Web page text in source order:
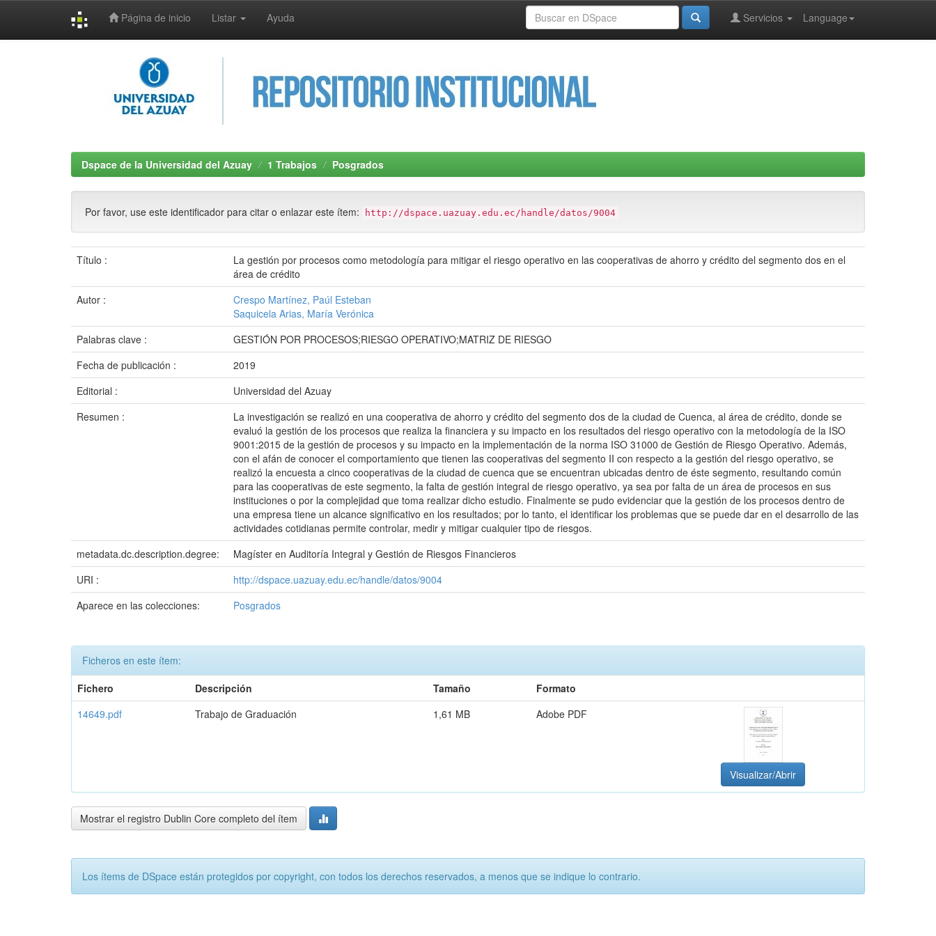
Página de inicio Listar Ayuda Language
Servicios
Dspace de la Universidad del Azuay 1 Trabajos Posgrados
Por favor, use este identificador para citar o enlazar este ítem: http://dspace.uazuay.edu.ec/handle/datos/9004
Título :
La gestión por procesos como metodología para mitigar el riesgo operativo en las cooperativas de ahorro y crédito del segmento dos en el
área de crédito
Autor :
Crespo Martínez, Paúl Esteban
Saquicela Arias, María Verónica
Palabras clave :
GESTIÓN POR PROCESOS;RIESGO OPERATIVO;MATRIZ DE RIESGO
Fecha de publicación :
2019
Editorial :
Universidad del Azuay
Resumen :
La investigación se realizó en una cooperativa de ahorro y crédito del segmento dos de la ciudad de Cuenca, al área de crédito, donde se
evaluó la gestión de los procesos que realiza la financiera y su impacto en los resultados del riesgo operativo con la metodología de la ISO
9001:2015 de la gestión de procesos y su impacto en la implementación de la norma ISO 31000 de Gestión de Riesgo Operativo. Además,
con el afán de conocer el comportamiento que tienen las cooperativas del segmento II con respecto a la gestión del riesgo operativo, se
realizó la encuesta a cinco cooperativas de la ciudad de cuenca que se encuentran ubicadas dentro de éste segmento, resultando común
para las cooperativas de este segmento, la falta de gestión integral de riesgo operativo, ya sea por falta de un área de procesos en sus
instituciones o por la complejidad que toma realizar dicho estudio. Finalmente se pudo evidenciar que la gestión de los procesos dentro de
una empresa tiene un alcance significativo en los resultados; por lo tanto, el identificar los problemas que se puede dar en el desarrollo de las
actividades cotidianas permite controlar, medir y mitigar cualquier tipo de riesgos.
metadata.dc.description.degree:
Magíster en Auditoría Integral y Gestión de Riesgos Financieros
URI :
http://dspace.uazuay.edu.ec/handle/datos/9004
Aparece en las colecciones:
Posgrados
Ficheros en este ítem:
Fichero
Descripción Tamaño
Formato
14649.pdf
Trabajo de Graduación 1,61 MB Adobe PDF
Visualizar/Abrir
Mostrar el registro Dublin Core completo del ítem
Los ítems de DSpace están protegidos por copyright, con todos los derechos reservados, a menos que se indique lo contrario.